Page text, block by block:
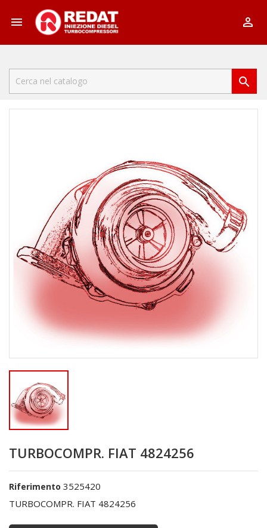
 

TURBOCOMPR. FIAT 4824256
Riferimento 3525420
TURBOCOMPR. FIAT 4824256